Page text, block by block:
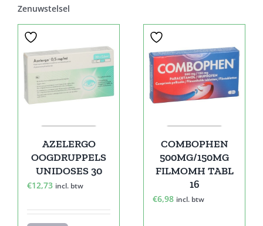
Zenuwstelsel
AZELERGO
OOGDRUPPELS
UNIDOSES 30
€12,73 incl. btw
COMBOPHEN
500MG/150MG
FILMOMH TABL
16
€6,98 incl. btw